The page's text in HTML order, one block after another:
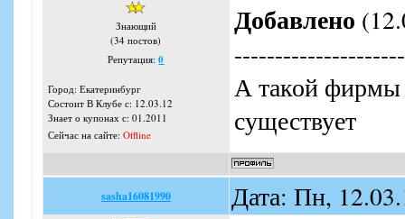
Знающий
(34 постов)
Репутация:0
Город: Екатеринбург
Состоит В Клубе с: 12.03.12
Знает о купонах с: 01.2011
Сейчас на сайте: Offline
Добавлено
А такой фирмы
существует
sasha16081990 Дата: Пн,